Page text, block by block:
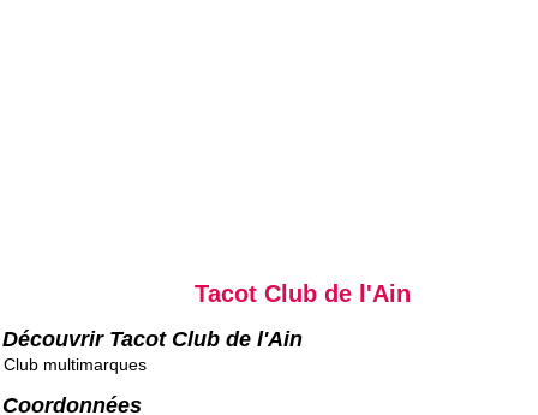
Tacot Club de l'Ain
Découvrir Tacot Club de l'Ain
Club multimarques
Coordonnées